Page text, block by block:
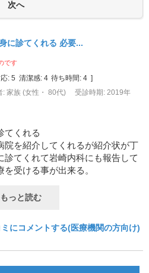
に診てくれる 必要...
です
: 5 清潔感: 4 待ち時間: 4 ]
: 家族 (女性・ 80代) 受診時期: 2019年
てくれる
院を紹介してくれるが紹介状が丁
てくれて岩崎内科にも報告して
受ける事が出来る。
っと読む
にコメントする(医療機関の方向け)